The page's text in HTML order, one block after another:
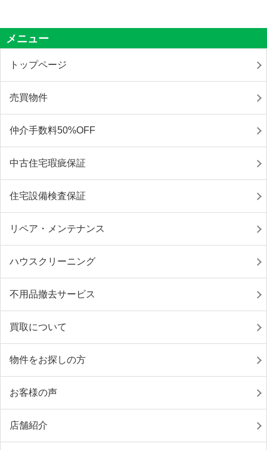
メニュー
トップページ
売買物件
仲介手数料50%OFF
中古住宅瑕疵保証
住宅設備検査保証
リペア・メンテナンス
ハウスクリーニング
不用品撤去サービス
買取について
物件をお探しの方
お客様の声
店舗紹介